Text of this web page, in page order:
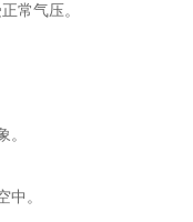
常气压。
。